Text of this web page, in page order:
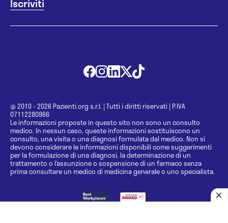
@ 2010 - 2026 Pazienti.org s.r.l. | Tutti i diritti riservati | P.IVA
07112280966
Le informazioni proposte in questo sito non sono un consulto
medico. In nessun caso, queste informazioni sostituiscono un
consulto, una visita o una diagnosi formulata dal medico. Non si
devono considerare le informazioni disponibili come suggerimenti
per la formulazione di una diagnosi, la determinazione di un
trattamento o l’assunzione o sospensione di un farmaco senza
prima consultare un medico di medicina generale o uno specialista.